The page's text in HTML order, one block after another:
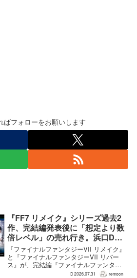
ばフォローをお願いします
『FF7 リメイク』シリーズ過去2
作、完結編発表後に「想定より数
倍レベル」の売れ行き。浜口Dが
明かす
『ファイナルファンタジーVII リメイク』
と『ファイナルファンタジーVII リバー
ス』が、完結編『ファイナルファンタジ
ーVII リベレーション』の発表後、「我々
2026.07.31 remoon